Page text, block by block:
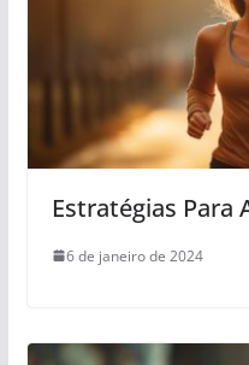
Estratégias Para
6 de janeiro de 2024